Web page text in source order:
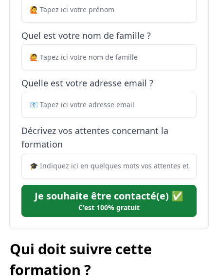
Quel est votre nom de famille ?
Quelle est votre adresse email ?
Décrivez vos attentes concernant la
formation
Je souhaite être contacté(e) ✅
C'est 100% gratuit
Qui doit suivre cette
formation ?